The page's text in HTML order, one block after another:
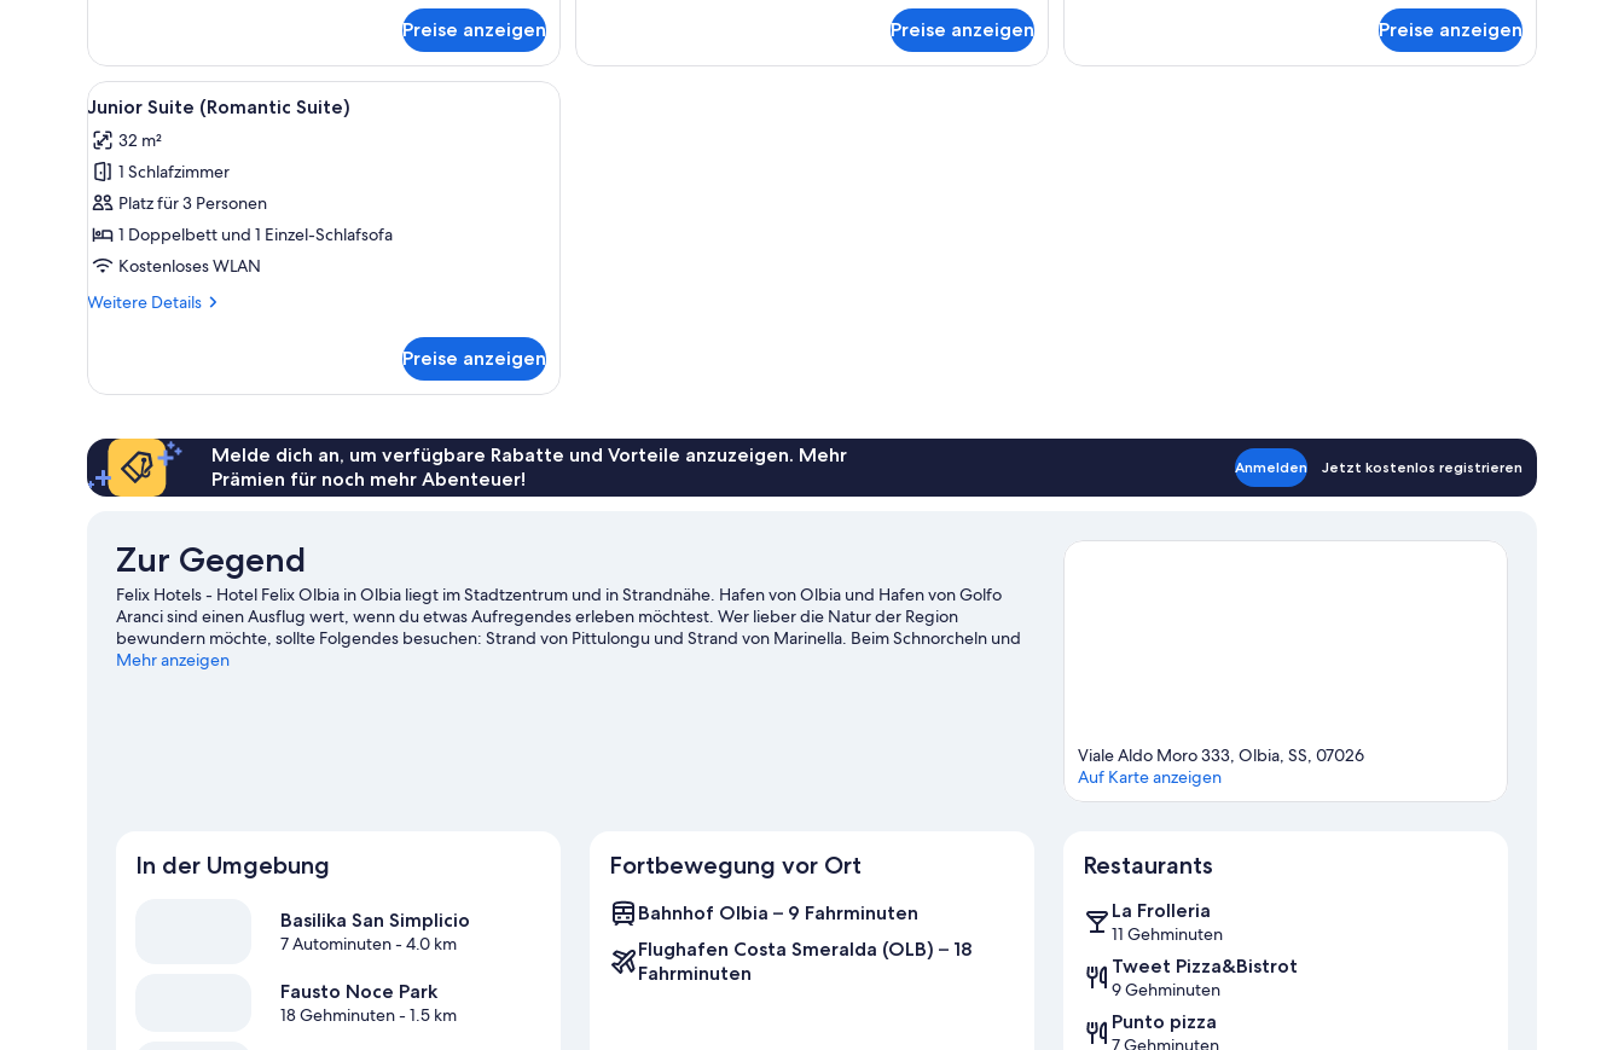
Zimmer
Preise anzeigen Preise anzeigen Preise anzeigen
Alle
Fotos
für
Junior
Suite
(Romantic
Suite)
Ein modernes Hotelzimmer mit einem großen Bett, einer integrierten Badewanne, einem Nachttischtelefon und Blick auf die Stadt durch das Fenster.
3
Junior Suite (Romantic Suite)
32 m²
1 Schlafzimmer
Platz für 3 Personen
1 Doppelbett und 1 Einzel-Schlafsofa
Kostenloses WLAN
Weitere Details
Weitere
Suite
Preise anzeigen
Melde dich an, um verfügbare Rabatte und Vorteile anzuzeigen. Mehr
Prämien für noch mehr Abenteuer!
Anmelden Jetzt kostenlos registrieren
Zur Gegend
Felix Hotels - Hotel Felix Olbia in Olbia liegt im Stadtzentrum und in Strandnähe. Hafen von Olbia und Hafen von Golfo
Aranci sind einen Ausflug wert, wenn du etwas Aufregendes erleben möchtest. Wer lieber die Natur der Region
bewundern möchte, sollte Folgendes besuchen: Strand von Pittulongu und Strand von Marinella. Beim Schnorcheln und
beim Motorbootfahren kannst du die umliegende Wasserwelt erkunden oder aber du stürzt dich beim Klettern und beim
Mehr anzeigen
Viale Aldo Moro 333, Olbia, SS, 07026
Auf Karte anzeigen
In der Umgebung
Basilika San Simplicio
7 Autominuten- 4.0 km
Fausto Noce Park
18 Gehminuten- 1.5 km
Fortbewegung vor Ort
Bahnhof Olbia – 9 Fahrminuten
Flughafen Costa Smeralda (OLB) – 18
Fahrminuten
Restaurants
La Frolleria
11 Gehminuten
Tweet Pizza&Bistrot
9 Gehminuten
Punto pizza